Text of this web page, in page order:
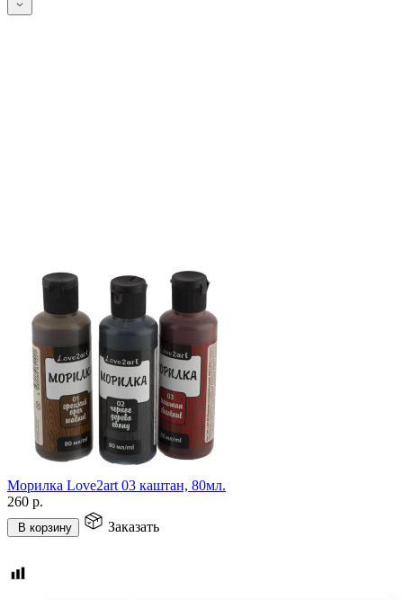
Морилка Love2art 03 каштан, 80мл.
260 р.
В корзину Заказать